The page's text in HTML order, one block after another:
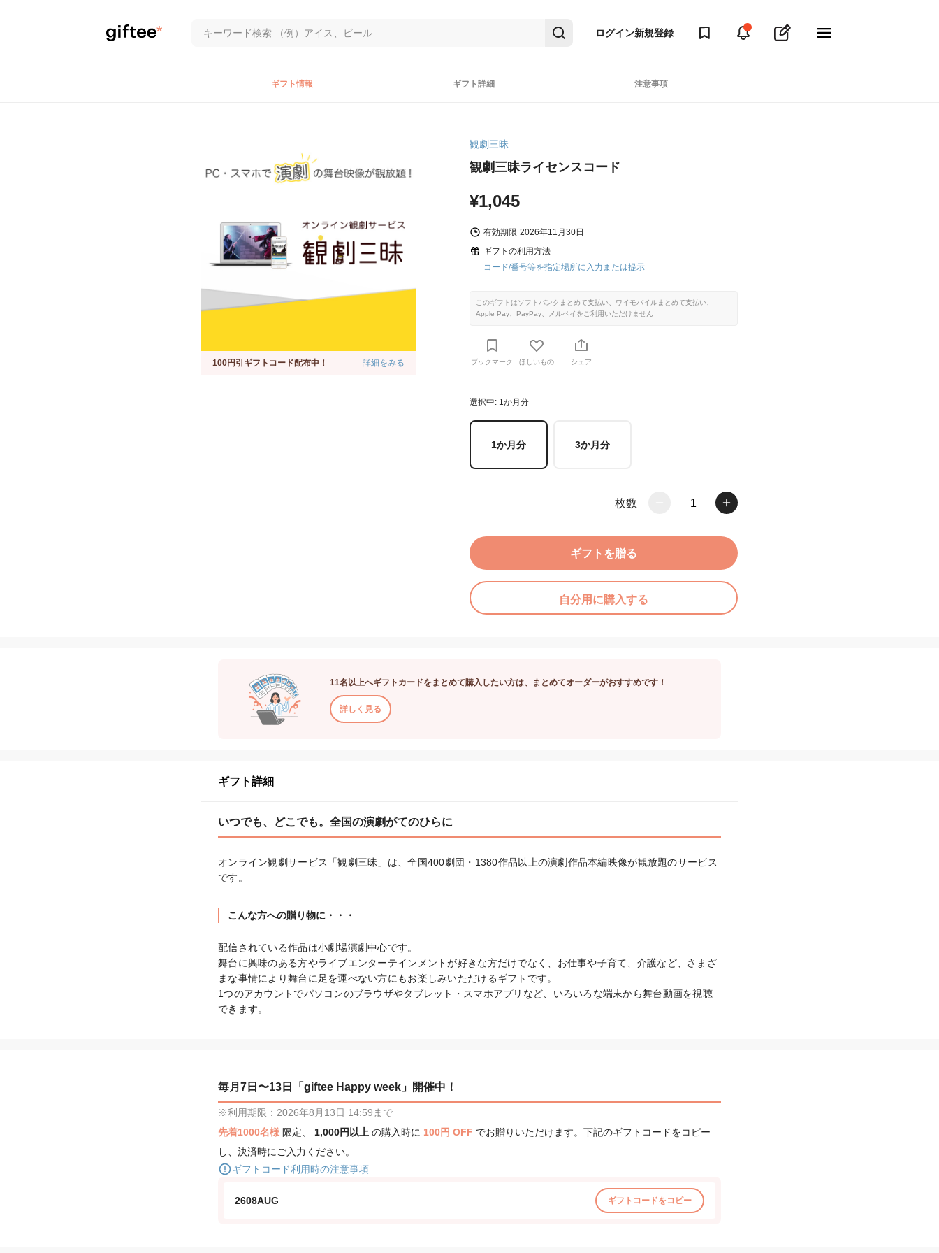
ログイン新規登録
ギフト情報 ギフト詳細 注意事項
100円引ギフトコード配布中！ 詳細をみる
観劇三昧
観劇三昧ライセンスコード
¥1,045
有効期限 2026年11月30日
ギフトの利用方法
コード/番号等を指定場所に入力または提示
このギフトはソフトバンクまとめて支払い、ワイモバイルまとめて支払い、
Apple Pay、PayPay、メルペイをご利用いただけません
ブックマーク ほしいもの シェア
選択中: 1か月分
1か月分 3か月分
枚数 1
ギフトを贈る
自分用に購入する
11名以上へギフトカードをまとめて購入したい方は、まとめてオーダーがおすすめです！
詳しく見る
ギフト詳細
いつでも、どこでも。全国の演劇がてのひらに
オンライン観劇サービス「観劇三昧」は、全国400劇団・1380作品以上の演劇作品本編映像が観放題のサービス
です。
こんな方への贈り物に・・・
配信されている作品は小劇場演劇中心です。
舞台に興味のある方やライブエンターテインメントが好きな方だけでなく、お仕事や子育て、介護など、さまざ
まな事情により舞台に足を運べない方にもお楽しみいただけるギフトです。
1つのアカウントでパソコンのブラウザやタブレット・スマホアプリなど、いろいろな端末から舞台動画を視聴
できます。
毎月7日〜13日「giftee Happy week」開催中！
※利用期限：2026年8月13日 14:59まで
先着1000名様 限定、 1,000円以上 の購入時に 100円 OFF でお贈りいただけます。下記のギフトコードをコピー
し、決済時にご入力ください。
ギフトコード利用時の注意事項
2608AUG ギフトコードをコピー